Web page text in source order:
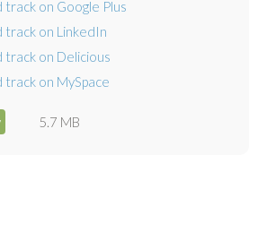
5.7 MB